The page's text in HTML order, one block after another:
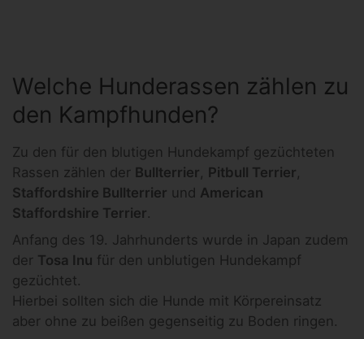
Welche Hunderassen zählen zu
den Kampfhunden?
Zu den für den blutigen Hundekampf gezüchteten
Rassen zählen der Bullterrier Pitbull Terrier
Staffordshire Bullterrier und American
Staffordshire Terrier.
Anfang des 19. Jahrhunderts wurde in Japan zudem
der Tosa Inu für den unblutigen Hundekampf
gezüchtet.
Hierbei sollten sich die Hunde mit Körpereinsatz
aber ohne zu beißen gegenseitig zu Boden ringen.